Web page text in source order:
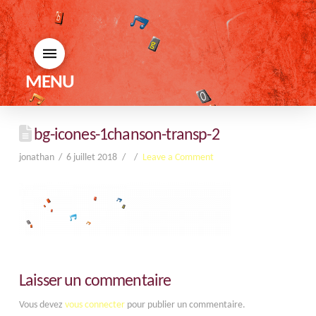
MENU
bg-icones-1chanson-transp-2
jonathan 6 juillet 2018 Leave a Comment
Laisser un commentaire
Vous devez vous connecterpour publier un commentaire.